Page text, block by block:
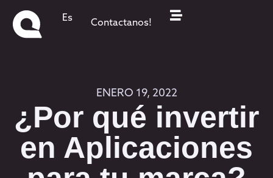
Es Contactanos!
ENERO 19, 2022
¿Por qué invertir
en Aplicaciones